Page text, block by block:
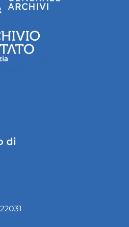
di